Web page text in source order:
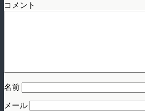
コメント
名前
メール